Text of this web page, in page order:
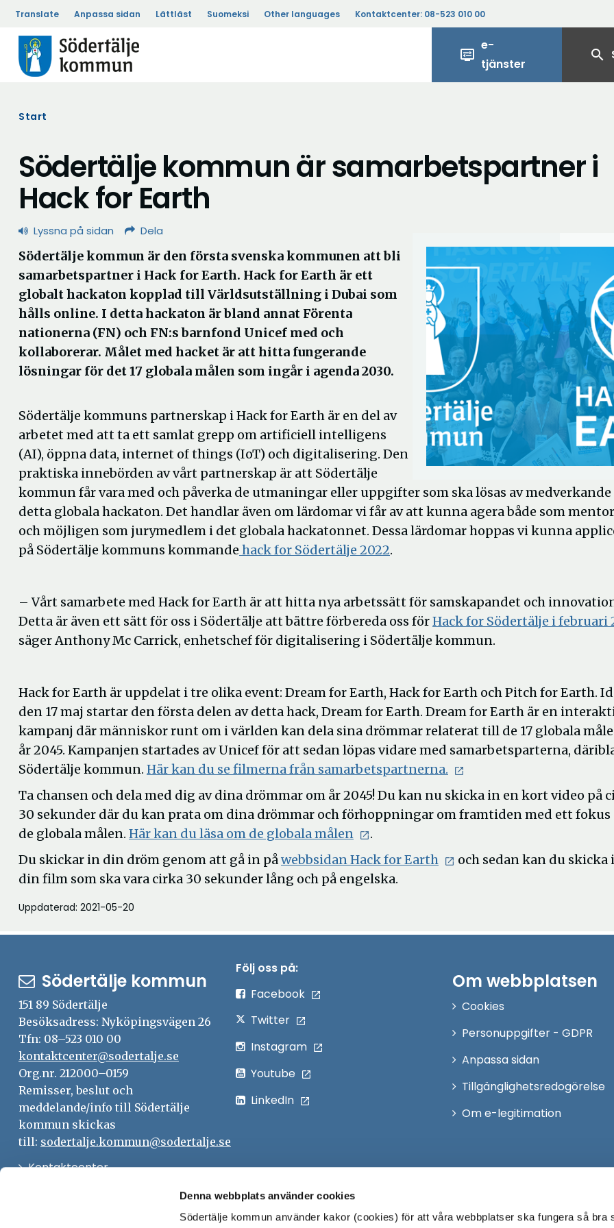
Denna webbplats använder cookies
Södertälje kommun använder kakor (cookies) för att våra webbplatser ska fungera så bra
Translate Anpassa sidan Lättläst Suomeksi Other languages Kontaktcenter: 08-523 010 00
display_settings
e-
tjänster
search
Start
Södertälje kommun är samarbetspartner i
Hack for Earth
Lyssna på sidan Dela
Södertälje kommun är den första svenska kommunen att bli
samarbetspartner i Hack for Earth. Hack for Earth är ett
globalt hackaton kopplad till Världsutställning i Dubai som
hålls online. I detta hackaton är bland annat Förenta
nationerna (FN) och FN:s barnfond Unicef med och
kollaborerar. Målet med hacket är att hitta fungerande
lösningar för det 17 globala målen som ingår i agenda 2030.
Södertälje kommuns partnerskap i Hack for Earth är en del av
arbetet med att ta ett samlat grepp om artificiell intelligens
(AI), öppna data, internet of things (IoT) och digitalisering. Den
praktiska innebörden av vårt partnerskap är att Södertälje
kommun får vara med och påverka de utmaningar eller uppgifter som ska lösas av medverkande
detta globala hackaton. Det handlar även om lärdomar vi får av att kunna agera både som
och möjligen som jurymedlem i det globala hackatonnet. Dessa lärdomar hoppas vi kunna
på Södertälje kommuns kommande hack for Södertälje 2022.
– Vårt samarbete med Hack for Earth är att hitta nya arbetssätt för samskapandet och
Detta är även ett sätt för oss i Södertälje att bättre förbereda oss förHack for Södertälje i februari
säger Anthony Mc Carrick, enhetschef för digitalisering i Södertälje kommun.
Hack for Earth är uppdelat i tre olika event: Dream for Earth, Hack for Earth och Pitch for Earth.
den 17 maj startar den första delen av detta hack, Dream for Earth. Dream for Earth är en
kampanj där människor runt om i världen kan dela sina drömmar relaterat till de 17 globala
år 2045. Kampanjen startades av Unicef för att sedan löpas vidare med samarbetsparterna,
Södertälje kommun. Här kan du se filmerna från samarbetspartnerna.
Ta chansen och dela med dig av dina drömmar om år 2045! Du kan nu skicka in en kort video på
30 sekunder där du kan prata om dina drömmar och förhoppningar om framtiden med ett fokus
de globala målen. Här kan du läsa om de globala målen
.
Du skickar in din dröm genom att gå in påwebbsidan Hack for Earth
och sedan kan du skicka
din film som ska vara cirka 30 sekunder lång och på engelska.
Uppdaterad: 2021-05-20
Södertälje kommun
151 89 Södertälje
Besöksadress: Nyköpingsvägen 26
Tfn: 08–523 010 00
kontaktcenter@sodertalje.se
Org.nr. 212000–0159
Remisser, beslut och
meddelande/info till Södertälje
kommun skickas
till: sodertalje.kommun@sodertalje.se
KontaktcenterÖppna
Följ oss på:
Facebook
Twitter
Instagram
Youtube
LinkedIn
Om webbplatsen
Cookies
Personuppgifter - GDPR
Anpassa sidan
Tillgänglighetsredogörelse
Om e-legitimation